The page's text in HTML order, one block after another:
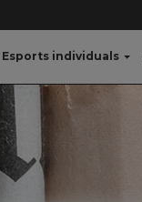
Esports individuals